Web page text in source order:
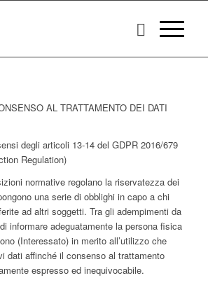
AL TRATTAMENTO DEI DATI
degli articoli 13-14 del GDPR 2016/679
Regulation)
normative regolano la riservatezza dei
una serie di obblighi in capo a chi
ad altri soggetti. Tra gli adempimenti da
informare adeguatamente la persona fisica
(Interessato) in merito all’utilizzo che
dati affinché il consenso al trattamento
espresso ed inequivocabile.